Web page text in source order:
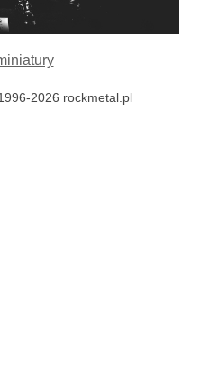
2026 rockmetal.pl